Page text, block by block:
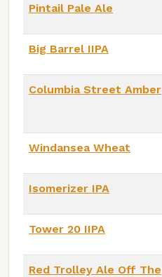
Pintail Pale Ale
Big Barrel IIPA
Columbia Street Amber
Windansea Wheat
Isomerizer IPA
Tower 20 IIPA
Red Trolley Ale Off The